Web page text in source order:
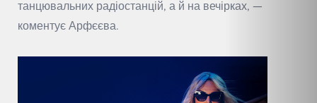
танцювальних радіостанцій, а й на вечірках, —
коментує Арфєєва.